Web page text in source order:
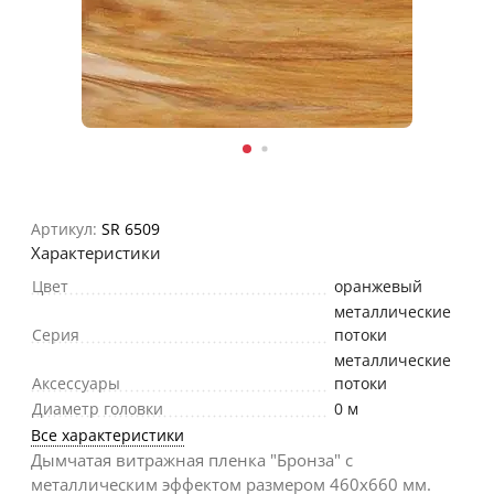
Артикул: SR 6509
Характеристики
Цвет оранжевый
Серия
металлические
потоки
Аксессуары
металлические
потоки
Диаметр головки
0 м
Все характеристики
Дымчатая витражная пленка "Бронза" с
металлическим эффектом размером 460х660 мм.